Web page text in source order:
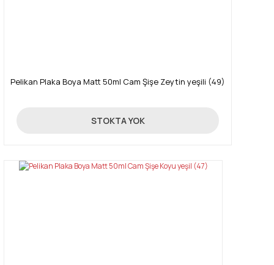
Pelikan Plaka Boya Matt 50ml Cam Şişe Zeytin yeşili (49)
25,34 TL
STOKTA YOK